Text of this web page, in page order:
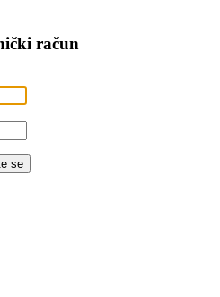
račun
se